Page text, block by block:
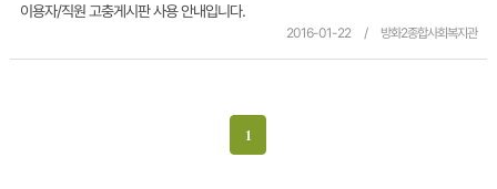
이용자/직원 고충게시판 사용 안내입니다.
2016-01-22 / 방화2종합사회복지관
1